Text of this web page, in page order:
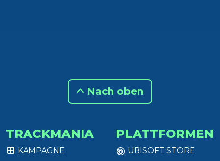
Nach oben
TRACKMANIA
KAMPAGNE
PLATTFORMEN
UBISOFT STORE